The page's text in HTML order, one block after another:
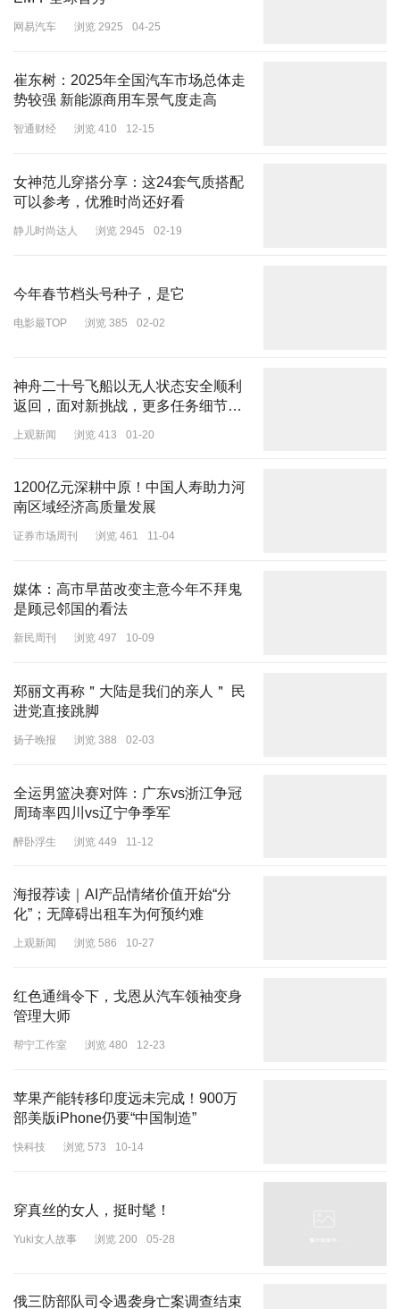
之间，有着千丝万缕的联系。评委之一桂纶镁，是电影《白日焰火》
的女主，还凭借该片获得金熊奖，而文晏恰恰是这部电影的制片人之
一。
剪辑师马修也和文晏合作过很多次，比如由她担任制片的《春梦》，
导演的《水印街》，马修都曾经参与剪辑，可见二人交情匪浅。如此
奖。
网易汽车 浏览 2925 04-25
崔东树：2025年全国汽车市场总体走
势较强 新能源商用车景气度走高
智通财经 浏览 410 12-15
女神范儿穿搭分享：这24套气质搭配
可以参考，优雅时尚还好看
静儿时尚达人 浏览 2945 02-19
今年春节档头号种子，是它
电影最TOP 浏览 385 02-02
神舟二十号飞船以无人状态安全顺利
返回，面对新挑战，更多任务细节公
上观新闻 浏览 413 01-20
1200亿元深耕中原！中国人寿助力河
南区域经济高质量发展
证券市场周刊 浏览 461 11-04
媒体：高市早苗改变主意今年不拜鬼
是顾忌邻国的看法
新民周刊 浏览 497 10-09
郑丽文再称＂大陆是我们的亲人＂ 民
进党直接跳脚
扬子晚报 浏览 388 02-03
全运男篮决赛对阵：广东vs浙江争冠
周琦率四川vs辽宁争季军
醉卧浮生 浏览 449 11-12
海报荐读｜AI产品情绪价值开始“分
化”；无障碍出租车为何预约难
上观新闻 浏览 586 10-27
红色通缉令下，戈恩从汽车领袖变身
管理大师
帮宁工作室 浏览 480 12-23
苹果产能转移印度远未完成！900万
部美版iPhone仍要“中国制造”
快科技 浏览 573 10-14
穿真丝的女人，挺时髦！
Yuki女人故事 浏览 200 05-28
俄三防部队司令遇袭身亡案调查结束